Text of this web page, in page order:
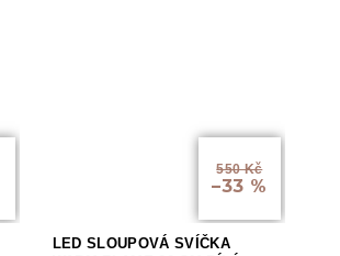
550 Kč
–33 %
LED SLOUPOVÁ SVÍČKA